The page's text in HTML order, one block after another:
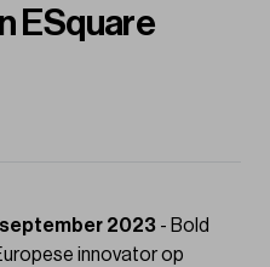
ESquare
2023 - Bold
innovator op